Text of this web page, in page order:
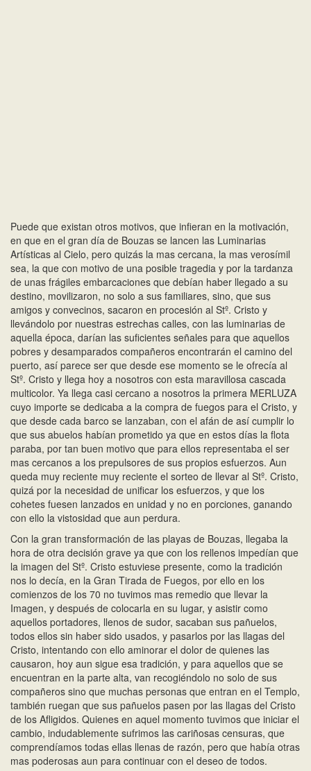
Puede que existan otros motivos, que infieran en la motivación,
en que en el gran día de Bouzas se lancen las Luminarias
Artísticas al Cielo, pero quizás la mas cercana, la mas verosímil
sea, la que con motivo de una posible tragedia y por la tardanza
de unas frágiles embarcaciones que debían haber llegado a su
destino, movilizaron, no solo a sus familiares, sino, que sus
amigos y convecinos, sacaron en procesión al Stº. Cristo y
llevándolo por nuestras estrechas calles, con las luminarias de
aquella época, darían las suficientes señales para que aquellos
pobres y desamparados compañeros encontrarán el camino del
puerto, así parece ser que desde ese momento se le ofrecía al
Stº. Cristo y llega hoy a nosotros con esta maravillosa cascada
multicolor. Ya llega casi cercano a nosotros la primera MERLUZA
cuyo importe se dedicaba a la compra de fuegos para el Cristo, y
que desde cada barco se lanzaban, con el afán de así cumplir lo
que sus abuelos habían prometido ya que en estos días la flota
paraba, por tan buen motivo que para ellos representaba el ser
mas cercanos a los prepulsores de sus propios esfuerzos. Aun
queda muy reciente muy reciente el sorteo de llevar al Stº. Cristo,
quizá por la necesidad de unificar los esfuerzos, y que los
cohetes fuesen lanzados en unidad y no en porciones, ganando
con ello la vistosidad que aun perdura.
Con la gran transformación de las playas de Bouzas, llegaba la
hora de otra decisión grave ya que con los rellenos impedían que
la imagen del Stº. Cristo estuviese presente, como la tradición
nos lo decía, en la Gran Tirada de Fuegos, por ello en los
comienzos de los 70 no tuvimos mas remedio que llevar la
Imagen, y después de colocarla en su lugar, y asistir como
aquellos portadores, llenos de sudor, sacaban sus pañuelos,
todos ellos sin haber sido usados, y pasarlos por las llagas del
Cristo, intentando con ello aminorar el dolor de quienes las
causaron, hoy aun sigue esa tradición, y para aquellos que se
encuentran en la parte alta, van recogiéndolo no solo de sus
compañeros sino que muchas personas que entran en el Templo,
también ruegan que sus pañuelos pasen por las llagas del Cristo
de los Afligidos. Quienes en aquel momento tuvimos que iniciar el
cambio, indudablemente sufrimos las cariñosas censuras, que
comprendíamos todas ellas llenas de razón, pero que había otras
mas poderosas aun para continuar con el deseo de todos.